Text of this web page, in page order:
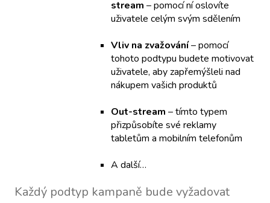
stream – pomocí ní oslovíte
uživatele celým svým sdělením
Vliv na zvažování– pomocí
tohoto podtypu budete motivovat
uživatele, aby zapřemýšleli nad
nákupem vašich produktů
Out-stream – tímto typem
přizpůsobíte své reklamy
tabletům a mobilním telefonům
A další…
Každý podtyp kampaně bude vyžadovat